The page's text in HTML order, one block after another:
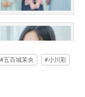
五百城茉央
小川彩